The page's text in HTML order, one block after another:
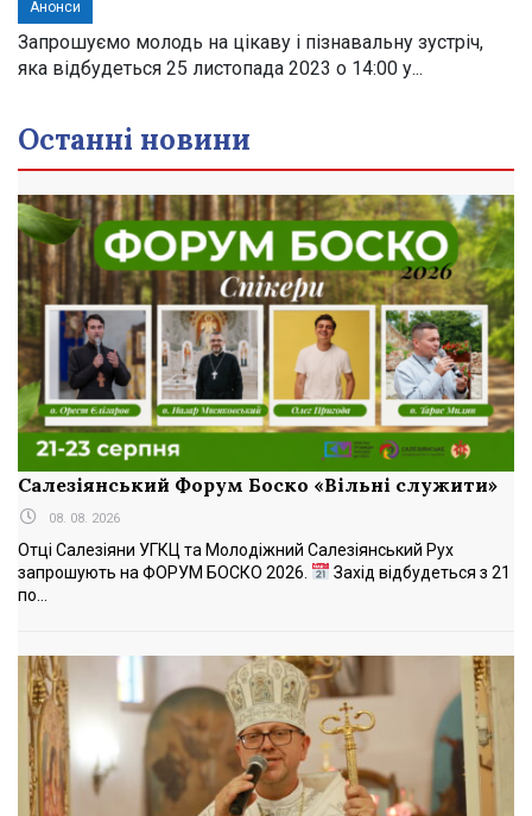
Анонси
Запрошуємо молодь на цікаву і пізнавальну зустріч,
яка відбудеться 25 листопада 2023 о 14:00 у...
Останні новини
Салезіянський Форум Боско «Вільні служити»
08. 08. 2026
Отці Салезіяни УГКЦ та Молодіжний Салезіянський Рух
запрошують на ФОРУМ БОСКО 2026.
Захід відбудеться з 21
по...